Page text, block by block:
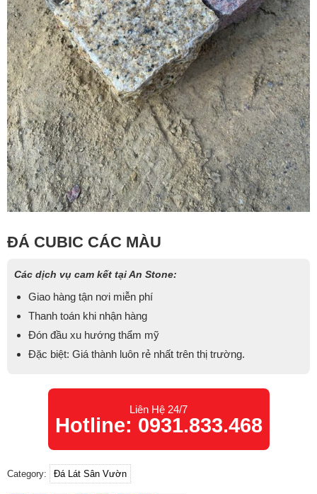
ĐÁ CUBIC CÁC MÀU
Các dịch vụ cam kết tại An Stone:
Giao hàng tận nơi miễn phí
Thanh toán khi nhận hàng
Đón đầu xu hướng thẩm mỹ
Đặc biệt: Giá thành luôn rẻ nhất trên thị trường.
Liên Hệ 24/7
Hotline: 0931.833.468
Category: Đá Lát Sân Vườn